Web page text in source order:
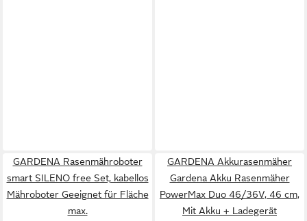
GARDENA Rasenmähroboter
smart SILENO free Set, kabellos
Mähroboter Geeignet für Fläche
max.
GARDENA Akkurasenmäher
Gardena Akku Rasenmäher
PowerMax Duo 46/36V, 46 cm,
Mit Akku + Ladegerät